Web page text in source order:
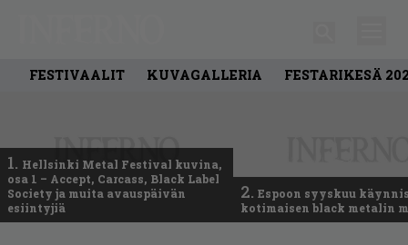
FESTIVAALIT KUVAGALLERIA FESTARIKESÄ
1. Hellsinki Metal Festival kuvina,
osa 1 – Accept, Carcass, Black Label
Society ja muita avauspäivän
esiintyjiä
2. Espoon syyskuu
kotimaisen black metalin